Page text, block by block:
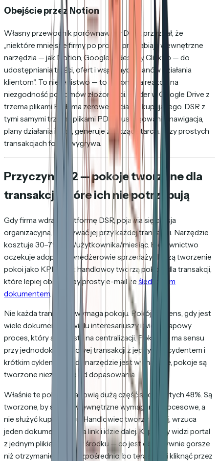
Obejście przez Notion
Własny przewodnik porównawczy Dock przyznał, że
„niektóre mniejsze firmy po prostu przerabiają wewnętrzne
narzędzia — jak Notion, Google Slides czy ClickUp — do
udostępniania treści, ofert i wspólnych planów działania
klientom". To nie lenistwo — to racjonalna reakcja na
niezgodność poziomów złożoności. Folder w Google Drive z
trzema plikami PDF ma zerowe tarcia dla kupującego. DSR z
tymi samymi trzema plikami PDF, plus logowanie, nawigacja,
plany działania i czat, generuje znaczące tarcia. Przy prostych
transakcjach folder wygrywa.
Przyczyna #2 — pokoje tworzone dla
transakcji, które ich nie potrzebują
Gdy firma wdraża platformę DSR, pojawia się presja
organizacyjna, by używać jej przy każdej transakcji. Narzędzie
kosztuje 30–79 USD/użytkownika/miesiąc. Kierownictwo
oczekuje adopcji. Menedżerowie sprzedaży śledzą tworzenie
pokoi jako KPI. Efekt: handlowcy tworzą pokoje dla transakcji,
które lepiej obsłużyłby prosty e-mail ze śledzonym
dokumentem
Nie każda transakcja wymaga pokoju. Pokój ma sens, gdy jest
wiele dokumentów, wielu interesariuszy i wieloetapowy
proces, który skorzysta na centralizacji. Pokój nie ma sensu
przy jednodokumentowej transakcji z jednym decydentem i
krótkim cyklem. Ale gdy narzędzie jest wymagane, pokoje są
tworzone niezależnie od dopasowania.
Właśnie te pokoje stanowią dużą część spośród tych 48%. Są
tworzone, by spełnić wewnętrzne wymagania procesowe, a
nie służyć kupującemu. Handlowiec tworzy pokój, wrzuca
jeden dokument, wysyła link i idzie dalej. Kupujący widzi portal
z jednym plikiem PDF w środku — co jest obiektywnie gorsze
niż otrzymanie PDF bezpośrednio, bo teraz musi kliknąć przez